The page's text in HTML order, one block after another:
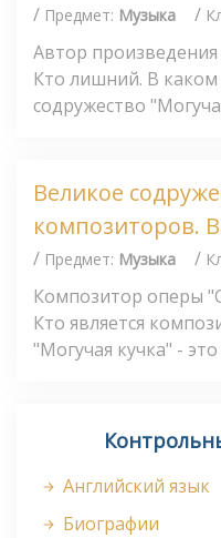
/ Предмет: Музыка /
Автор
Кто лишний. В каком
содружество
Великое
композиторов.
/ Предмет: Музыка /
Композитор оперы
Кто является
"Могучая кучка" - это
Английский язык
Биографии